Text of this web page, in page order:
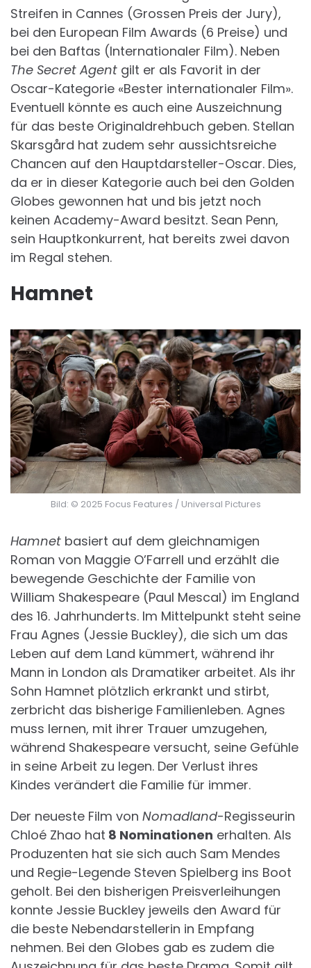
Streifen in Cannes (Grossen Preis der Jury),
bei den European Film Awards (6 Preise) und
bei den Baftas (Internationaler Film). Neben
The Secret Agent gilt er als Favorit in der
Oscar-Kategorie «Bester internationaler Film».
Eventuell könnte es auch eine Auszeichnung
für das beste Originaldrehbuch geben. Stellan
Skarsgård hat zudem sehr aussichtsreiche
Chancen auf den Hauptdarsteller-Oscar. Dies,
da er in dieser Kategorie auch bei den Golden
Globes gewonnen hat und bis jetzt noch
keinen Academy-Award besitzt. Sean Penn,
sein Hauptkonkurrent, hat bereits zwei davon
im Regal stehen.
Hamnet
Bild: © 2025 Focus Features / Universal Pictures
Hamnet basiert auf dem gleichnamigen
Roman von Maggie O’Farrell und erzählt die
bewegende Geschichte der Familie von
William Shakespeare (Paul Mescal) im England
des 16. Jahrhunderts. Im Mittelpunkt steht seine
Frau Agnes (Jessie Buckley), die sich um das
Leben auf dem Land kümmert, während ihr
Mann in London als Dramatiker arbeitet. Als ihr
Sohn Hamnet plötzlich erkrankt und stirbt,
zerbricht das bisherige Familienleben. Agnes
muss lernen, mit ihrer Trauer umzugehen,
während Shakespeare versucht, seine Gefühle
in seine Arbeit zu legen. Der Verlust ihres
Kindes verändert die Familie für immer.
Der neueste Film von Nomadland-Regisseurin
Chloé Zhao hat 8 Nominationen erhalten. Als
Produzenten hat sie sich auch Sam Mendes
und Regie-Legende Steven Spielberg ins Boot
geholt. Bei den bisherigen Preisverleihungen
konnte Jessie Buckley jeweils den Award für
die beste Nebendarstellerin in Empfang
nehmen. Bei den Globes gab es zudem die